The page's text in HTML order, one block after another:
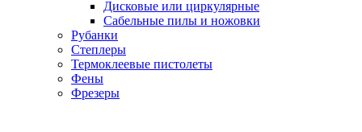
Дисковые или циркулярные
Сабельные пилы и ножовки
Рубанки
Степлеры
Термоклеевые пистолеты
Фены
Фрезеры